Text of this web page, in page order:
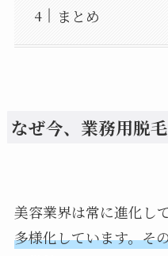
まとめ
なぜ今、業務用脱
美容業界は常に進化して
多様化しています。そ